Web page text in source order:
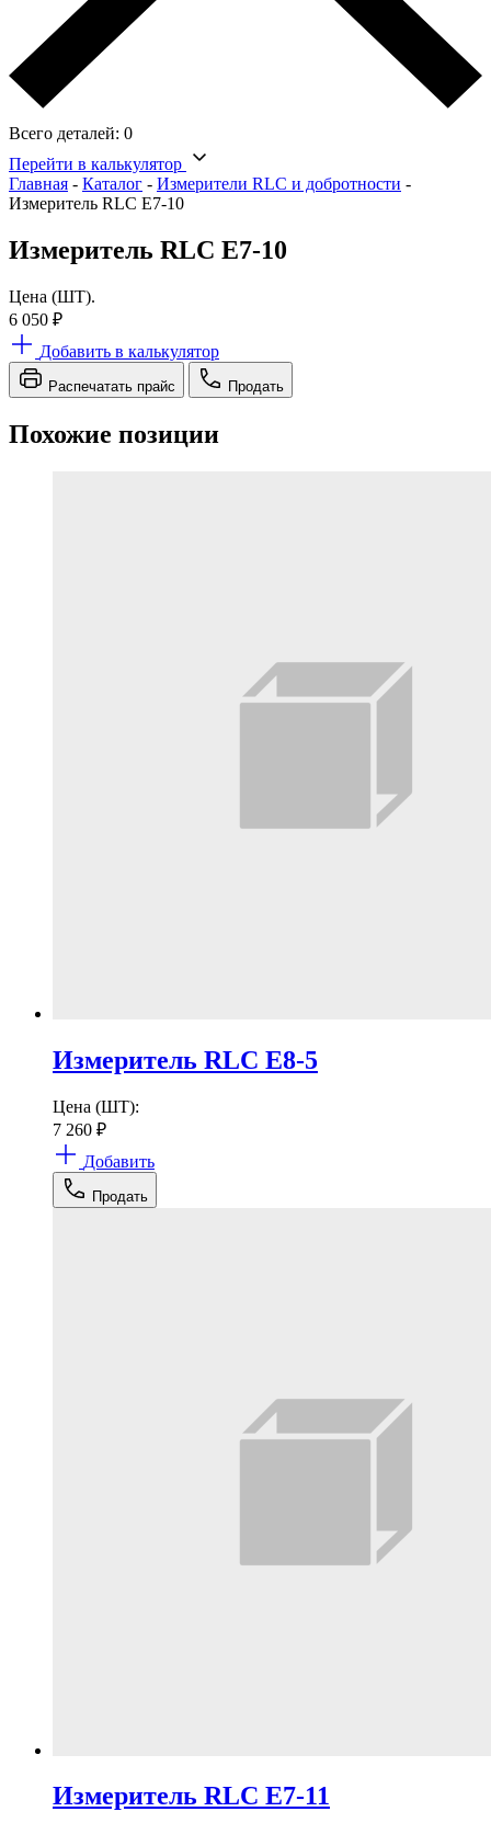
Всего деталей: 0
Перейти в калькулятор
Главная - Каталог - Измерители RLC и добротности -
Измеритель RLC Е7-10
Измеритель RLC Е7-10
Цена (ШТ).
6 050 ₽
Добавить в калькулятор
Распечатать прайс Продать
Похожие позиции
Измеритель RLC Е8-5
Цена (ШТ):
7 260 ₽
Добавить
Продать
Измеритель RLC Е7-11